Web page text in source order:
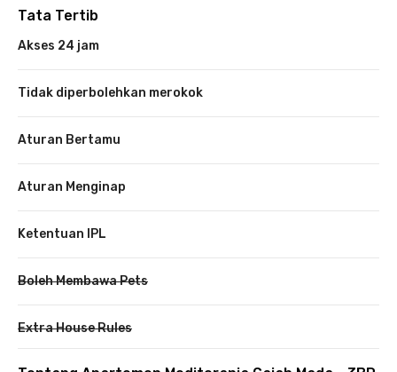
Tata Tertib
Akses 24 jam
Tidak diperbolehkan merokok
Aturan Bertamu
Aturan Menginap
Ketentuan IPL
Boleh Membawa Pets
Extra House Rules